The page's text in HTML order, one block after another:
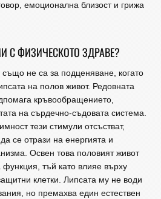
емоционална близост и грижа
С ФИЗИЧЕСКОТО ЗДРАВЕ?
не са за подценяване, когато
на полов живот. Редовната
кръвообращението,
на сърдечно-съдовата система.
тези стимули отсъстват,
се отрази на енергията и
Освен това половият живот
тъй като влияе върху
клетки. Липсата му не води
но премахва един естествен